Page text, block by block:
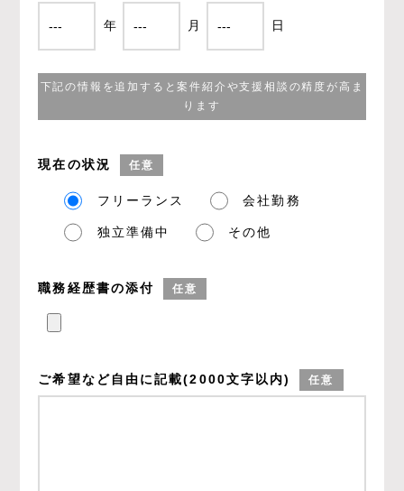
年 月 日
下記の情報を追加すると案件紹介や支援相談の精度が高ま
ります
現在の状況 任意
フリーランス 会社勤務
独立準備中 その他
職務経歴書の添付 任意
ご希望など自由に記載(2000文字以内) 任意